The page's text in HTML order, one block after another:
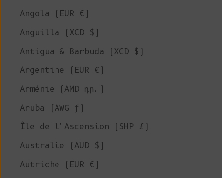
Angola (EUR €)
Anguilla (XCD $)
Antigua & Barbuda (XCD $)
Argentine (EUR €)
Arménie (AMD դր.)
Aruba (AWG ƒ)
Île de l'Ascension (SHP £)
Australie (AUD $)
Autriche (EUR €)